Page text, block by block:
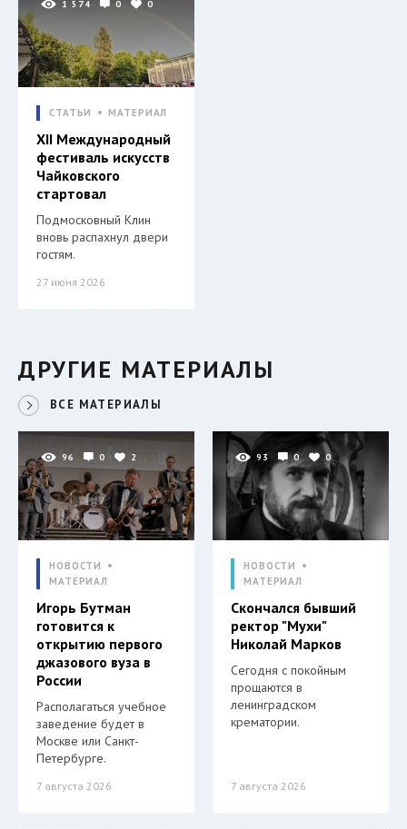
1 574 0 0
СТАТЬИ МАТЕРИАЛ
XII Международный
фестиваль искусств
Чайковского
стартовал
Подмосковный Клин
вновь распахнул двери
гостям.
27 июня 2026
ДРУГИЕ МАТЕРИАЛЫ
ВСЕ МАТЕРИАЛЫ
96 0 2
НОВОСТИ
МАТЕРИАЛ
Игорь Бутман
готовится к
открытию первого
джазового вуза в
России
Располагаться учебное
заведение будет в
Москве или Санкт-
Петербурге.
7 августа 2026
93 0 0
НОВОСТИ
МАТЕРИАЛ
Скончался бывший
ректор "Мухи"
Николай Марков
Сегодня с покойным
прощаются в
ленинградском
крематории.
7 августа 2026